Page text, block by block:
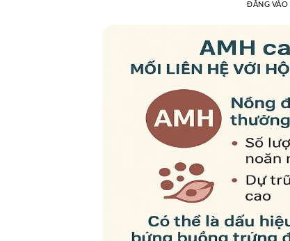
ĐĂNG VÀO